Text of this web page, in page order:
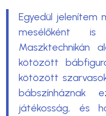
Egyedül jelenítem
mesélőként
Maszktechnikán
kötözött
kötözött
játékosság, és